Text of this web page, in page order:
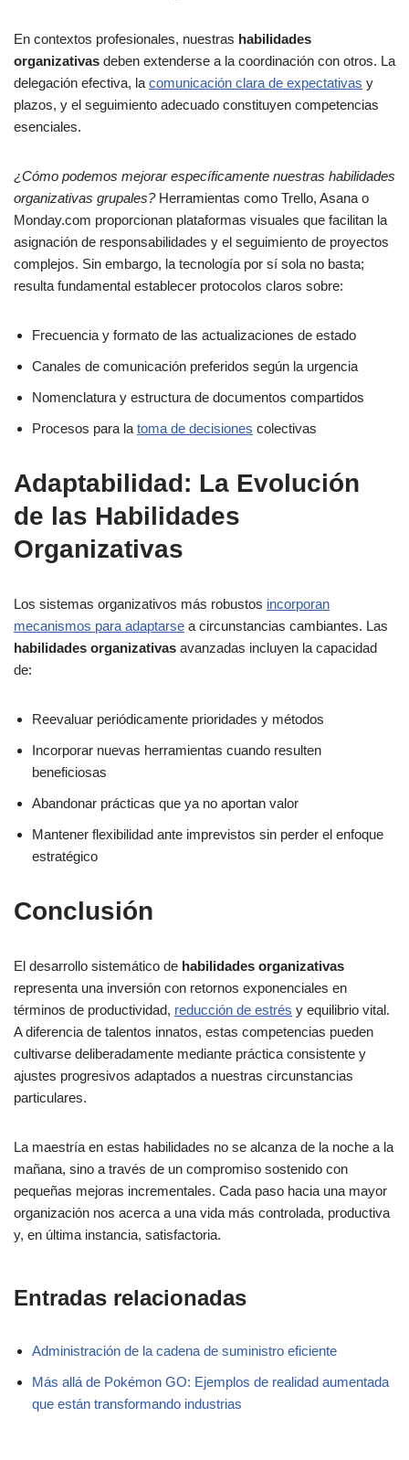
En contextos profesionales, nuestras habilidades
organizativas deben extenderse a la coordinación con otros. La
delegación efectiva, lacomunicación clara de expectativas y
plazos, y el seguimiento adecuado constituyen competencias
esenciales.
¿Cómo podemos mejorar específicamente nuestras habilidades
organizativas grupales?Herramientas como Trello, Asana o
Monday.com proporcionan plataformas visuales que facilitan la
asignación de responsabilidades y el seguimiento de proyectos
complejos. Sin embargo, la tecnología por sí sola no basta;
resulta fundamental establecer protocolos claros sobre:
Frecuencia y formato de las actualizaciones de estado
Canales de comunicación preferidos según la urgencia
Nomenclatura y estructura de documentos compartidos
Procesos para latoma de decisiones colectivas
Adaptabilidad: La Evolución
de las Habilidades
Organizativas
Los sistemas organizativos más robustos incorporan
mecanismos para adaptarse a circunstancias cambiantes. Las
habilidades organizativas avanzadas incluyen la capacidad
de:
Reevaluar periódicamente prioridades y métodos
Incorporar nuevas herramientas cuando resulten
beneficiosas
Abandonar prácticas que ya no aportan valor
Mantener flexibilidad ante imprevistos sin perder el enfoque
estratégico
Conclusión
El desarrollo sistemático de habilidades organizativas
representa una inversión con retornos exponenciales en
términos de productividad, reducción de estrés y equilibrio vital.
A diferencia de talentos innatos, estas competencias pueden
cultivarse deliberadamente mediante práctica consistente y
ajustes progresivos adaptados a nuestras circunstancias
particulares.
La maestría en estas habilidades no se alcanza de la noche a la
mañana, sino a través de un compromiso sostenido con
pequeñas mejoras incrementales. Cada paso hacia una mayor
organización nos acerca a una vida más controlada, productiva
y, en última instancia, satisfactoria.
Entradas relacionadas
Administración de la cadena de suministro eficiente
Más allá de Pokémon GO: Ejemplos de realidad aumentada
que están transformando industrias